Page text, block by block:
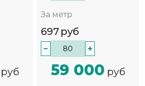
руб
За метр
697 руб
− +
59 000 руб